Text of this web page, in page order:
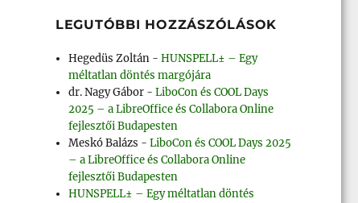
LEGUTÓBBI HOZZÁSZÓLÁSOK
Hegedüs Zoltán -HUNSPELL± – Egy
méltatlan döntés margójára
dr. Nagy Gábor -LiboCon és COOL Days
2025 – a LibreOffice és Collabora Online
fejlesztői Budapesten
Meskó Balázs -LiboCon és COOL Days 2025
– a LibreOffice és Collabora Online
fejlesztői Budapesten
HUNSPELL± – Egy méltatlan döntés